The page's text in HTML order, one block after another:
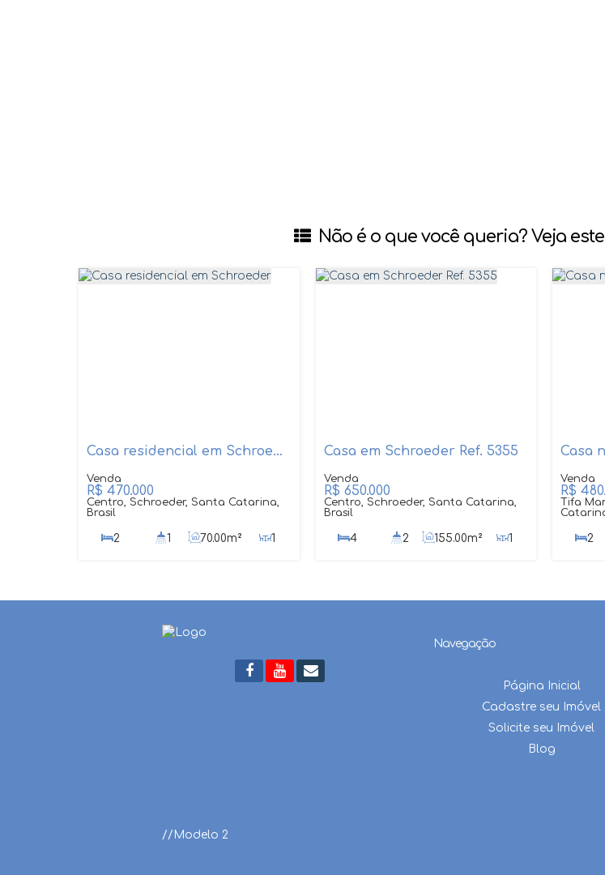
Não é o que você queria? Veja
Casa residencial em Schroeder
R$ 470.000
Centro, Schroeder, Santa Catarina,
Brasil
2 1 70.00m²
1
Casa em Schroeder Ref. 5355
R$ 650.000
Centro, Schroeder, Santa Catarina,
Brasil
4 2 155.00m²
1
R$
Tifa
2
Navegação
Página Inicial
Cadastre seu Imóvel
Solicite seu Imóvel
Blog
//Modelo 2